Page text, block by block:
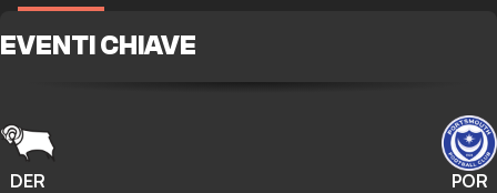
EVENTI CHIAVE
DER POR